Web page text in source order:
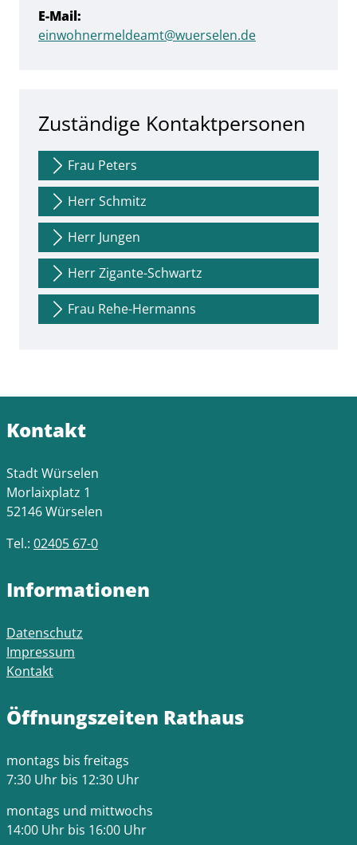
E-Mail:
einwohnermeldeamt@wuerselen.de
Zuständige Kontaktpersonen
Frau Peters
Herr Schmitz
Herr Jungen
Herr Zigante-Schwartz
Frau Rehe-Hermanns
Kontakt
Stadt Würselen
Morlaixplatz 1
52146 Würselen
Tel.: 02405 67-0
Informationen
Datenschutz
Impressum
Kontakt
Öffnungszeiten Rathaus
montags bis freitags
7:30 Uhr bis 12:30 Uhr
montags und mittwochs
14:00 Uhr bis 16:00 Uhr